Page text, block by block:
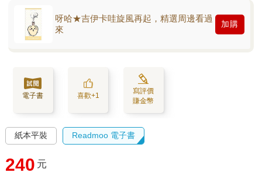
呀哈★吉伊卡哇旋風再起，精選周邊看過
來
加購
電子書 喜歡+1
寫評價
賺金幣
紙本平裝 Readmoo 電子書
240 元